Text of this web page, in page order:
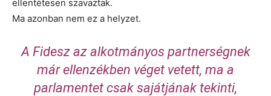
ellentétesen szavaztak.
Ma azonban nem ez a helyzet.
A Fidesz az alkotmányos partnerségnek
már ellenzékben véget vetett, ma a
parlamentet csak sajátjának tekinti,